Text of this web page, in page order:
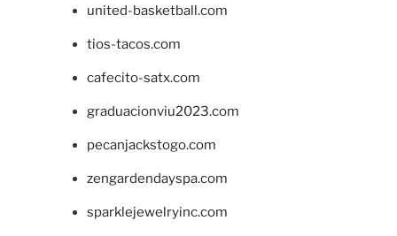
united-basketball.com
tios-tacos.com
cafecito-satx.com
graduacionviu2023.com
pecanjackstogo.com
zengardendayspa.com
sparklejewelryinc.com